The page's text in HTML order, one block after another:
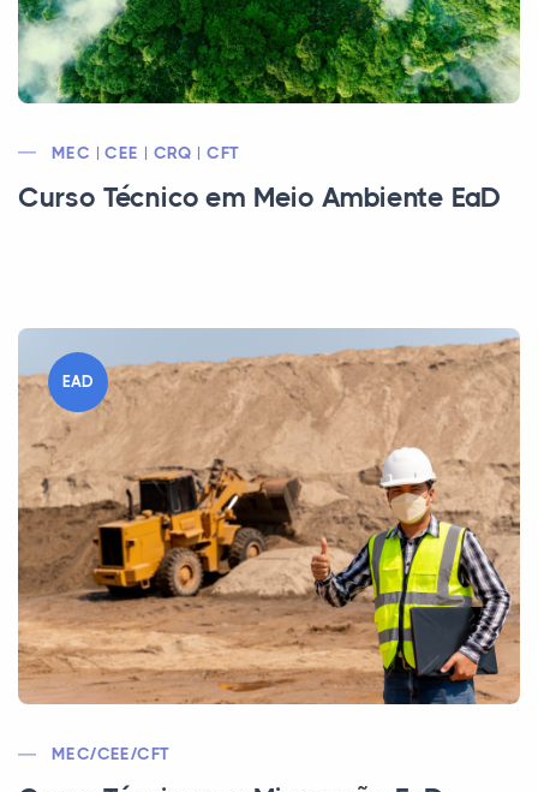
MEC | CEE | CRQ | CFT
Curso Técnico em Meio Ambiente EaD
EAD
MEC/CEE/CFT